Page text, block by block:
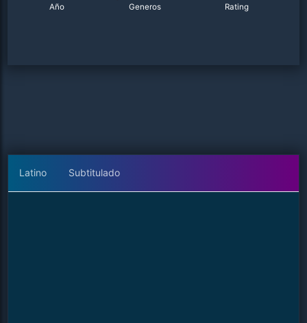
Año Generos Rating
Latino Subtitulado